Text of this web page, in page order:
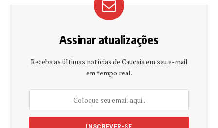
Assinar atualizações
Receba as últimas notícias de Caucaia em seu e-mail
em tempo real.